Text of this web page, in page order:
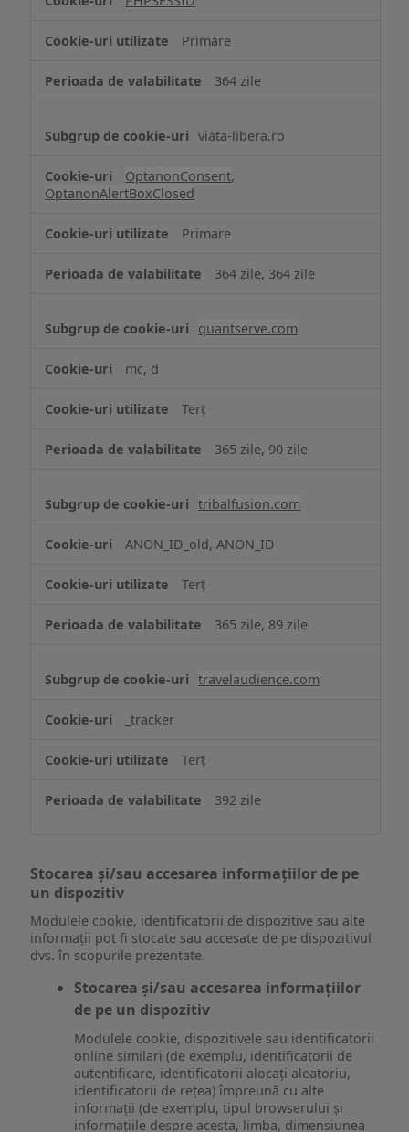
Cookie
necesare
Primare
364 zile
viata-libera.ro
OptanonConsent,
OptanonAlertBoxClosed
Primare
364 zile, 364 zile
quantserve.com
mc, d
Terț
365 zile, 90 zile
tribalfusion.com
ANON_ID_old, ANON_ID
Terț
365 zile, 89 zile
travelaudience.com
_tracker
Terț
392 zile
Stocarea și/sau accesarea informațiilor de pe
un dispozitiv
Modulele cookie, identificatorii de dispozitive sau alte
informații pot fi stocate sau accesate de pe dispozitivul
dvs. în scopurile prezentate.
Stocarea și/sau accesarea informațiilor
de pe un dispozitiv
Modulele cookie, dispozitivele sau identificatorii
online similari (de exemplu, identificatorii de
autentificare, identificatorii alocați aleatoriu,
identificatorii de rețea) împreună cu alte
informații (de exemplu, tipul browserului și
informațiile despre acesta, limba, dimensiunea